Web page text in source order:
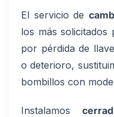
El servicio de
los más solicitados
por pérdida de
o deterioro,
bombillos con
Instalamos